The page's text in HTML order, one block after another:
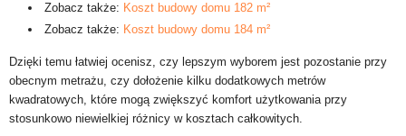
Zobacz także: Koszt budowy domu 182 m²
Zobacz także: Koszt budowy domu 184 m²
Dzięki temu łatwiej ocenisz, czy lepszym wyborem jest pozostanie przy
obecnym metrażu, czy dołożenie kilku dodatkowych metrów
kwadratowych, które mogą zwiększyć komfort użytkowania przy
stosunkowo niewielkiej różnicy w kosztach całkowitych.